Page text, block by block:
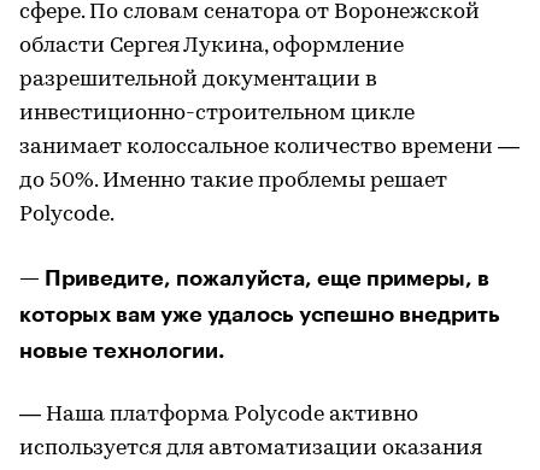
сфере. По словам сенатора от Воронежской
области Сергея Лукина, оформление
разрешительной документации в
инвестиционно-строительном цикле
занимает колоссальное количество времени —
до 50%. Именно такие проблемы решает
Polycode.
— Приведите, пожалуйста, еще примеры, в
которых вам уже удалось успешно внедрить
новые технологии.
— Наша платформа Polycode активно
используется для автоматизации оказания